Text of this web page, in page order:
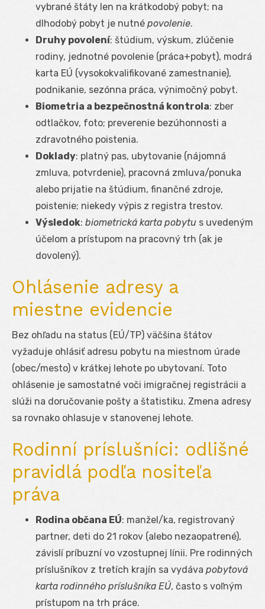
vybrané štáty len na krátkodobý pobyt; na
dlhodobý pobyt je nutné povolenie.
Druhy povolení: štúdium, výskum, zlúčenie
rodiny, jednotné povolenie (práca+pobyt), modrá
karta EÚ (vysokokvalifikované zamestnanie),
podnikanie, sezónna práca, výnimočný pobyt.
Biometria a bezpečnostná kontrola: zber
odtlačkov, foto; preverenie bezúhonnosti a
zdravotného poistenia.
Doklady: platný pas, ubytovanie (nájomná
zmluva, potvrdenie), pracovná zmluva/ponuka
alebo prijatie na štúdium, finančné zdroje,
poistenie; niekedy výpis z registra trestov.
Výsledok: biometrická karta pobytu s uvedeným
účelom a prístupom na pracovný trh (ak je
dovolený).
Ohlásenie adresy a
miestne evidencie
Bez ohľadu na status (EÚ/TP) väčšina štátov
vyžaduje ohlásiť adresu pobytu na miestnom úrade
(obec/mesto) v krátkej lehote po ubytovaní. Toto
ohlásenie je samostatné voči imigračnej registrácii a
slúži na doručovanie pošty a štatistiku. Zmena adresy
sa rovnako ohlasuje v stanovenej lehote.
Rodinní príslušníci: odlišné
pravidlá podľa nositeľa
práva
Rodina občana EÚ: manžel/ka, registrovaný
partner, deti do 21 rokov (alebo nezaopatrené),
závislí príbuzní vo vzostupnej línii. Pre rodinných
príslušníkov z tretích krajín sa vydáva pobytová
karta rodinného príslušníka EÚ, často s voľným
prístupom na trh práce.